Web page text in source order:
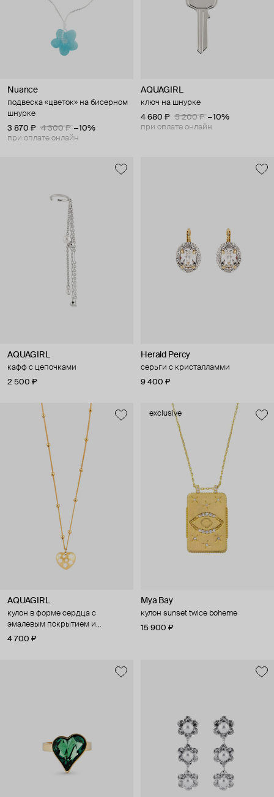
Nuance
подвеска «цветок» на бисерном
шнурке
3 870 ₽
4 300 ₽ −10%
при оплате онлайн
AQUAGIRL
ключ на шнурке
4 680 ₽
5 200 ₽ −10%
при оплате онлайн
AQUAGIRL
кафф с цепочками
2 500 ₽
Herald Percy
серьги с кристалламми
9 400 ₽
AQUAGIRL
кулон в форме сердца с
эмалевым покрытием и
звездным декором
4 700 ₽
exclusive
Mya Bay
кулон sunset twice boheme
15 900 ₽